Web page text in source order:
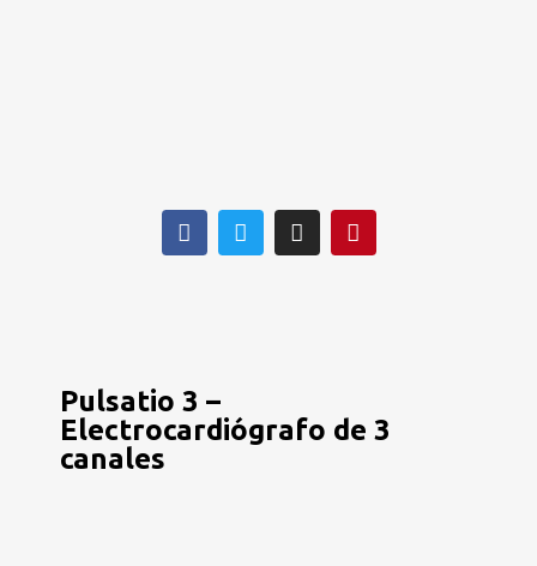
Pulsatio 3 –
Electrocardiógrafo de 3
canales